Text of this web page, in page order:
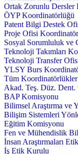
Ortak Zorunlu Dersler
ÖYP Koordinatörlüğü
Patent Bilgi Destek
Proje Ofisi
Sosyal Sorumluluk ve
Teknoloji Takımları
Teknoloji Transfer
YLSY Burs
Tüm
Akad. Teş. Düz.
BAP Komisyonu
Bilimsel Araştırma ve
Bilişim Sistemleri
Eğitim Komisyonu
Fen ve Mühendislik
İnsan Araştırmaları
İş Etik Kurulu